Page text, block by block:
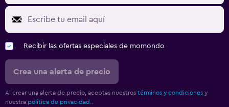
Recibir las ofertas especiales de momondo
Crea una alerta de precio
Al crear una alerta de precio, aceptas nuestros términos y condiciones y
nuestra política de privacidad.